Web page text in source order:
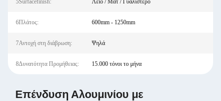
5Surfacefinish: Λείο / Ματ / Γυαλιστερό
6Πλάτος: 600mm - 1250mm
7Αντοχή στη διάβρωση: Ψηλά
8Δυνατότητα Προμήθειας: 15.000 τόνοι το μήνα
Επένδυση Αλουμινίου με